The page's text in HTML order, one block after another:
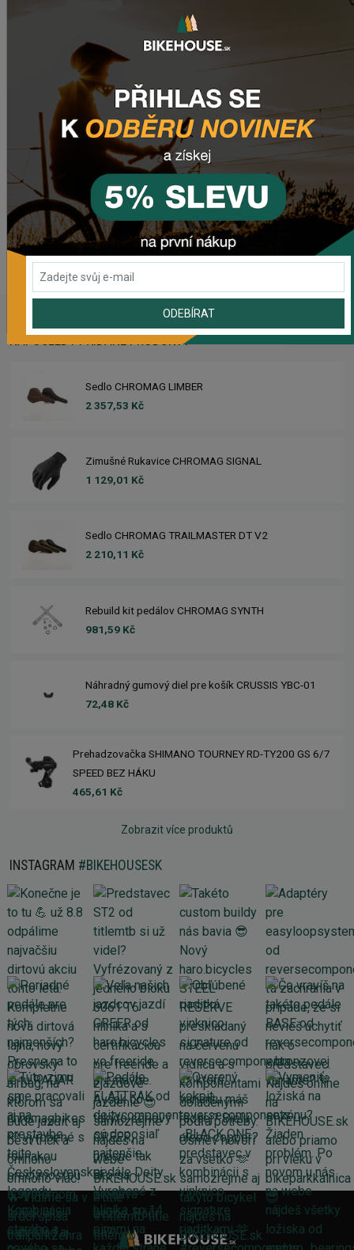
WEBOVÁ STRÁNKA VÝROBCE
gtbicycles.com
NAPOSLEDY PŘIDANÉ PRODUKTY
Sedlo CHROMAG LIMBER
2 357,53 Kč
Zimušné Rukavice CHROMAG SIGNAL
1 129,01 Kč
Sedlo CHROMAG TRAILMASTER DT V2
2 210,11 Kč
Rebuild kit pedálov CHROMAG SYNTH
981,59 Kč
Náhradný gumový diel pre košík CRUSSIS YBC-01
72,48 Kč
Prehadzovačka SHIMANO TOURNEY RD-TY200 GS 6/7
SPEED BEZ HÁKU
465,61 Kč
Zobrazit více produktů
INSTAGRAM #BIKEHOUSESK
ODEBÍRAT